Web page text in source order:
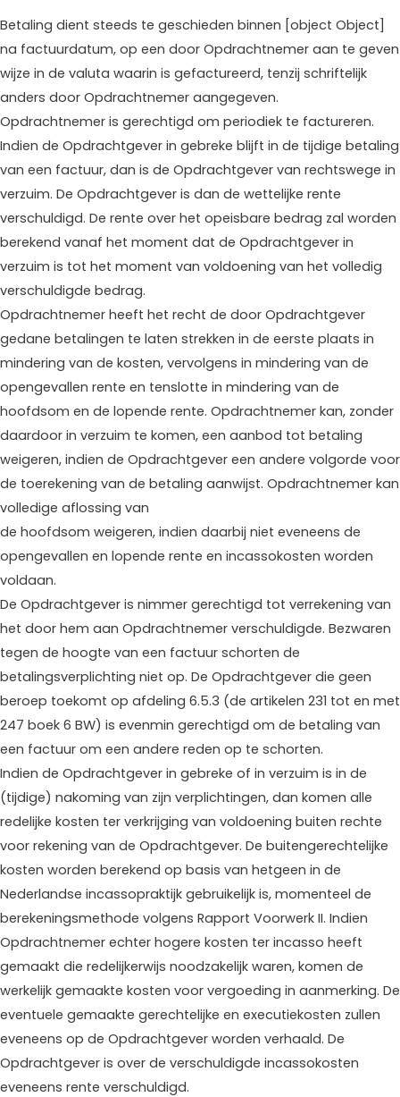
Betaling dient steeds te geschieden binnen [object Object]
na factuurdatum, op een door Opdrachtnemer aan te geven
wijze in de valuta waarin is gefactureerd, tenzij schriftelijk
anders door Opdrachtnemer aangegeven.
Opdrachtnemer is gerechtigd om periodiek te factureren.
Indien de Opdrachtgever in gebreke blijft in de tijdige betaling
van een factuur, dan is de Opdrachtgever van rechtswege in
verzuim. De Opdrachtgever is dan de wettelijke rente
verschuldigd. De rente over het opeisbare bedrag zal worden
berekend vanaf het moment dat de Opdrachtgever in
verzuim is tot het moment van voldoening van het volledig
verschuldigde bedrag.
Opdrachtnemer heeft het recht de door Opdrachtgever
gedane betalingen te laten strekken in de eerste plaats in
mindering van de kosten, vervolgens in mindering van de
opengevallen rente en tenslotte in mindering van de
hoofdsom en de lopende rente. Opdrachtnemer kan, zonder
daardoor in verzuim te komen, een aanbod tot betaling
weigeren, indien de Opdrachtgever een andere volgorde voor
de toerekening van de betaling aanwijst. Opdrachtnemer kan
volledige aflossing van
de hoofdsom weigeren, indien daarbij niet eveneens de
opengevallen en lopende rente en incassokosten worden
voldaan.
De Opdrachtgever is nimmer gerechtigd tot verrekening van
het door hem aan Opdrachtnemer verschuldigde. Bezwaren
tegen de hoogte van een factuur schorten de
betalingsverplichting niet op. De Opdrachtgever die geen
beroep toekomt op afdeling 6.5.3 (de artikelen 231 tot en met
247 boek 6 BW) is evenmin gerechtigd om de betaling van
een factuur om een andere reden op te schorten.
Indien de Opdrachtgever in gebreke of in verzuim is in de
(tijdige) nakoming van zijn verplichtingen, dan komen alle
redelijke kosten ter verkrijging van voldoening buiten rechte
voor rekening van de Opdrachtgever. De buitengerechtelijke
kosten worden berekend op basis van hetgeen in de
Nederlandse incassopraktijk gebruikelijk is, momenteel de
berekeningsmethode volgens Rapport Voorwerk II. Indien
Opdrachtnemer echter hogere kosten ter incasso heeft
gemaakt die redelijkerwijs noodzakelijk waren, komen de
werkelijk gemaakte kosten voor vergoeding in aanmerking. De
eventuele gemaakte gerechtelijke en executiekosten zullen
eveneens op de Opdrachtgever worden verhaald. De
Opdrachtgever is over de verschuldigde incassokosten
eveneens rente verschuldigd.